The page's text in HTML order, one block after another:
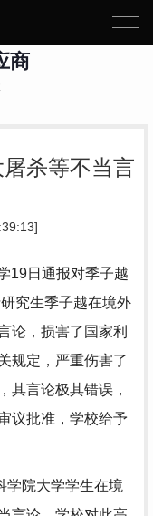
商
杀等不当言
日通报对季子越
究生季子越在境外
论，损害了国家利
规定，严重伤害了
其言论极其错误，
议批准，学校给予
院大学学生在境